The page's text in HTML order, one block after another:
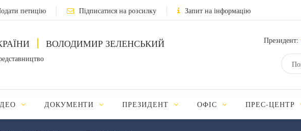
петицію Підписатися на розсилку Запит на інформацію
ВОЛОДИМИР ЗЕЛЕНСЬКИЙ Президент:
ДОКУМЕНТИ ПРЕЗИДЕНТ ОФІС ПРЕС-ЦЕНТР